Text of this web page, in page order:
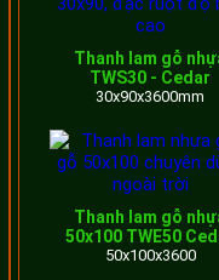
Không bạc màu,
Thi công lắp đặt dễ
Tiết kiệm chi phí
Tuổi thọ lên đến 10
Mẫu mã đa dạng.
Thanh lam gỗ
TWS30 - Cedar
30x90x3600mm
Thanh lam gỗ
50x100 TWE50
50x100x3600